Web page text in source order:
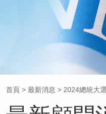
首頁 > 最新消息 > 2024總統大